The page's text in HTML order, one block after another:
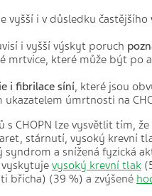
vyšší i v důsledku
i vyšší výskyt poruch
mrtvice, které může být po
i fibrilace síní, které jsou
ukazatelem úmrtnosti na
s CHOPN lze vysvětlit tím,
stárnutí, vysoký krevní
syndrom a snížená fyzická
vyskytuje vysoký krevní tlak
břicha) (39 %) a zvýšené